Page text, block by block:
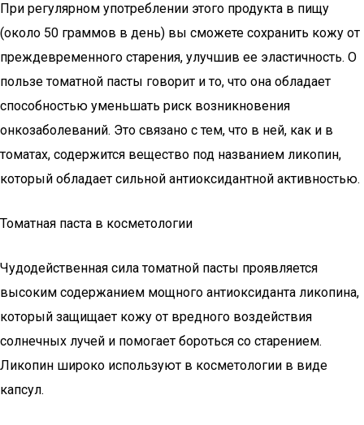
При регулярном употреблении этого продукта в пищу
(около 50 граммов в день) вы сможете сохранить кожу от
преждевременного старения, улучшив ее эластичность. О
пользе томатной пасты говорит и то, что она обладает
способностью уменьшать риск возникновения
онкозаболеваний. Это связано с тем, что в ней, как и в
томатах, содержится вещество под названием ликопин,
который обладает сильной антиоксидантной активностью.
Томатная паста в косметологии
Чудодейственная сила томатной пасты проявляется
высоким содержанием мощного антиоксиданта ликопина,
который защищает кожу от вредного воздействия
солнечных лучей и помогает бороться со старением.
Ликопин широко используют в косметологии в виде
капсул.